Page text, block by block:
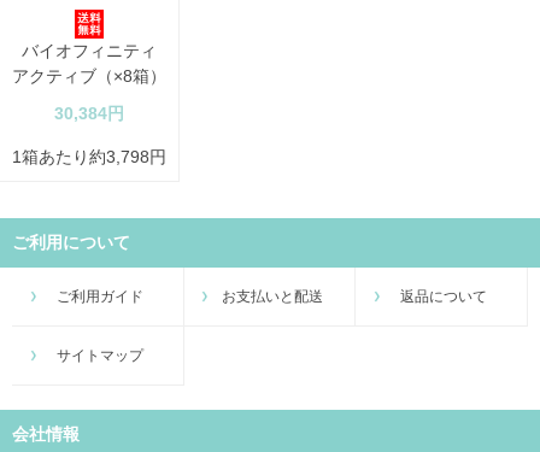
バイオフィニティ
アクティブ（×8箱）
30,384円
1箱あたり約3,798円
ご利用について
ご利用ガイド お支払いと配送 返品について
サイトマップ
会社情報